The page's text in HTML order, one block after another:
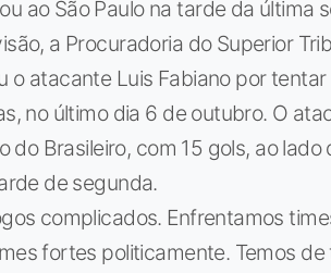
ao São Paulo na tarde da última
a Procuradoria do Superior
o atacante Luis Fabiano por
no último dia 6 de outubro. O
do Brasileiro, com 15 gols, ao
de segunda.
complicados. Enfrentamos
fortes politicamente. Temos